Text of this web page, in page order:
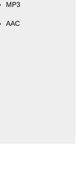
MP3
AAC